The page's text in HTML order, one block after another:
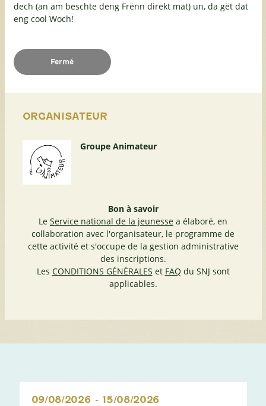
dech (an am beschte deng Frënn direkt mat) un, da gët dat
eng cool Woch!
Fermé
ORGANISATEUR
Groupe Animateur
Bon à savoir
Le Service national de la jeunesse a élaboré, en
collaboration avec l'organisateur, le programme de
cette activité et s'occupe de la gestion administrative
des inscriptions.
Les CONDITIONS GÉNÉRALES et FAQ du SNJ sont
applicables.
09/08/2026 - 15/08/2026